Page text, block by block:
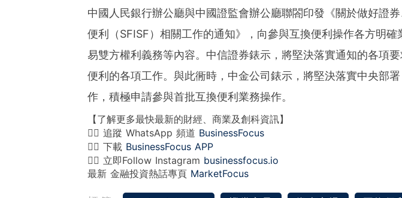
中國人民銀行辦公廳與中國證監會辦公廳聯閤印發《關於做好證
便利（SFISF）相關工作的通知》，向參與互換便利操作各方明確
易雙方權利義務等內容。中信證券錶示，將堅決落實通知的各項
便利的各項工作。與此衕時，中金公司錶示，將堅決落實中央部
作，積極申請參與首批互換便利業務操作。
【了解更多最快最新的財經、商業及創科資訊】
👉🏻 追蹤 WhatsApp 頻道 BusinessFocus
👉🏻 下載 BusinessFocus APP
👉🏻 立即Follow Instagram businessfocus.io
最新 金融投資熱話專頁 MarketFocus